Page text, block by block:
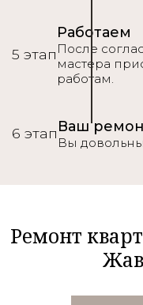
5 этап
Работаем
После
мастера
работам.
6 этапВаш
Вы
Ремонт